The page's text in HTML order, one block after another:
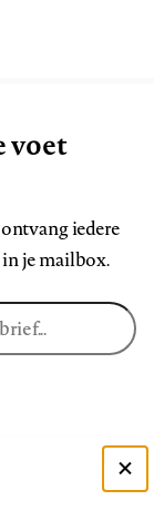
voet
iedere
je mailbox.